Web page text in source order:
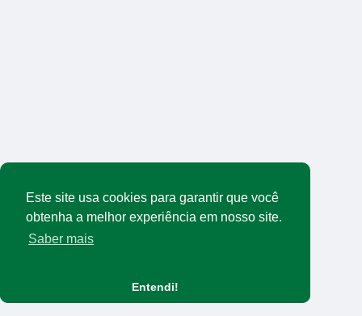
Este site usa cookies para garantir que você
obtenha a melhor experiência em nosso site.
Saber mais
Entendi!